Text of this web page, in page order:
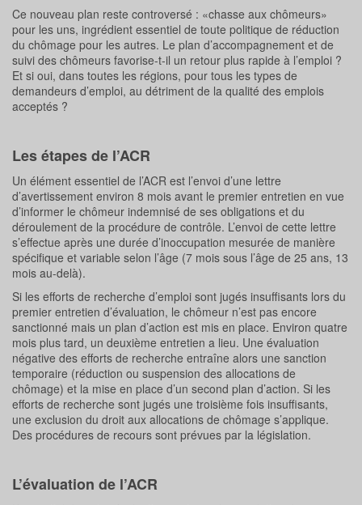
Ce nouveau plan reste controversé : «chasse aux chômeurs»
pour les uns, ingrédient essentiel de toute politique de réduction
du chômage pour les autres. Le plan d’accompagnement et de
suivi des chômeurs favorise-t-il un retour plus rapide à l’emploi ?
Et si oui, dans toutes les régions, pour tous les types de
demandeurs d’emploi, au détriment de la qualité des emplois
acceptés ?
Les étapes de l’ACR
Un élément essentiel de l’ACR est l’envoi d’une lettre
d’avertissement environ 8 mois avant le premier entretien en vue
d’informer le chômeur indemnisé de ses obligations et du
déroulement de la procédure de contrôle. L’envoi de cette lettre
s’effectue après une durée d’inoccupation mesurée de manière
spécifique et variable selon l’âge (7 mois sous l’âge de 25 ans, 13
mois au-delà).
Si les efforts de recherche d’emploi sont jugés insuffisants lors du
premier entretien d’évaluation, le chômeur n’est pas encore
sanctionné mais un plan d’action est mis en place. Environ quatre
mois plus tard, un deuxième entretien a lieu. Une évaluation
négative des efforts de recherche entraîne alors une sanction
temporaire (réduction ou suspension des allocations de
chômage) et la mise en place d’un second plan d’action. Si les
efforts de recherche sont jugés une troisième fois insuffisants,
une exclusion du droit aux allocations de chômage s’applique.
Des procédures de recours sont prévues par la législation.
L’évaluation de l’ACR